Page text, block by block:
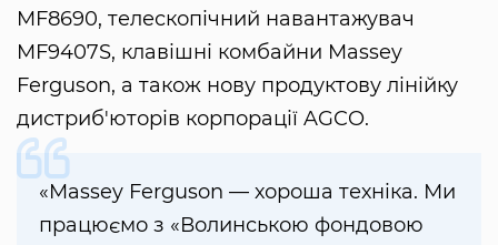
MF8690, телескопічний навантажувач
MF9407S, клавішні комбайни Massey
Ferguson, а також нову продуктову лінійку
дистриб'юторів корпорації AGCO.
«Massey Ferguson — хороша техніка. Ми
працюємо з «Волинською фондовою